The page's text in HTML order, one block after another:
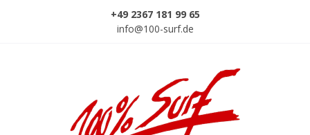
+49 2367 181 99 65
info@100-surf.de